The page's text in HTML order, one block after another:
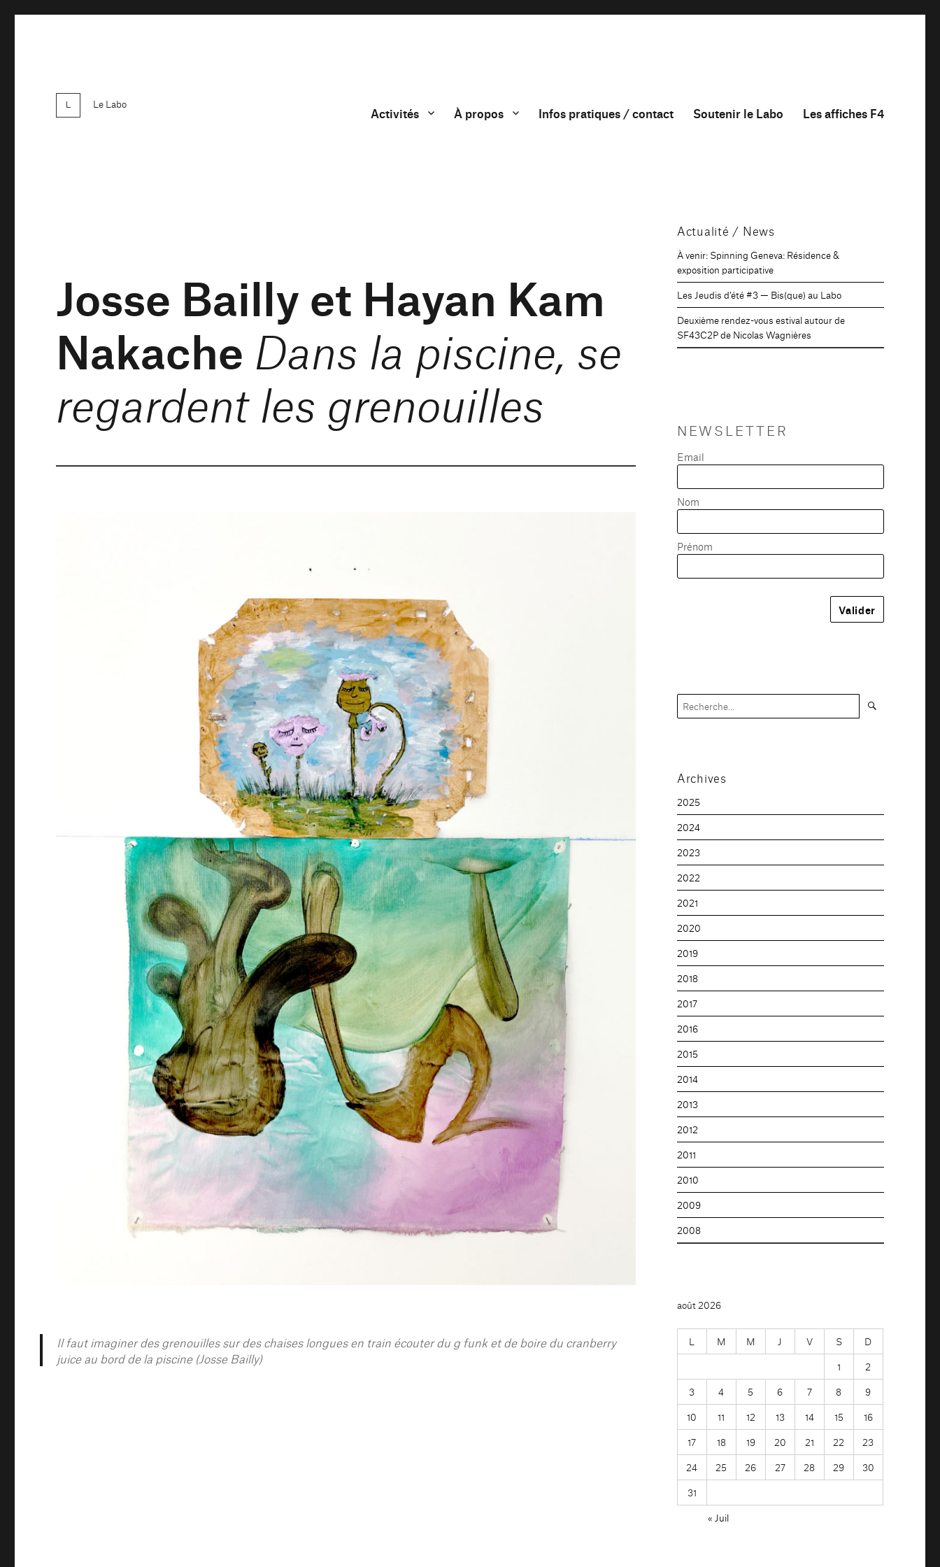
Le Labo
Activités À propos Infos pratiques / contact Soutenir le Labo Les affiches F4
Josse Bailly et Hayan Kam
Nakache Dans la piscine, se
regardent les grenouilles
Il faut imaginer des grenouilles sur des chaises longues en train écouter du g funk et de boire du cranberry
juice au bord de la piscine (Josse Bailly)
Actualité / News
À venir: Spinning Geneva: Résidence &
exposition participative
Les Jeudis d’été #3 — Bis(que) au Labo
Deuxième rendez-vous estival autour de
SF43C2P de Nicolas Wagnières
NEWSLETTER
Email
Nom
Prénom
Recherche
pour :
Archives
2025
2024
2023
2022
2021
2020
2019
2018
2017
2016
2015
2014
2013
2012
2011
2010
2009
2008
août 2026
L M M J V S
D
1
2
3
4 5 6 7 8
9
10
11 12 13 14 15
16
17
18 19 20 21 22
23
24
25 26 27 28 29
30
31
« Juil